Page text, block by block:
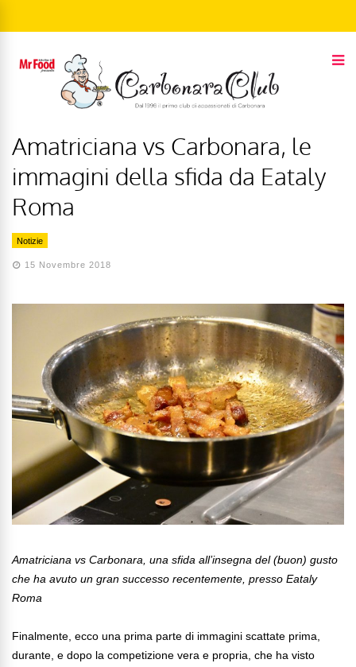
Amatriciana vs Carbonara, le
immagini della sfida da Eataly
Roma
Notizie
15 Novembre 2018
Amatriciana vs Carbonara, una sfida all’insegna del (buon) gusto
che ha avuto un gran successo recentemente, presso Eataly
Roma
Finalmente, ecco una prima parte di immagini scattate prima,
durante, e dopo la competizione vera e propria, che ha visto